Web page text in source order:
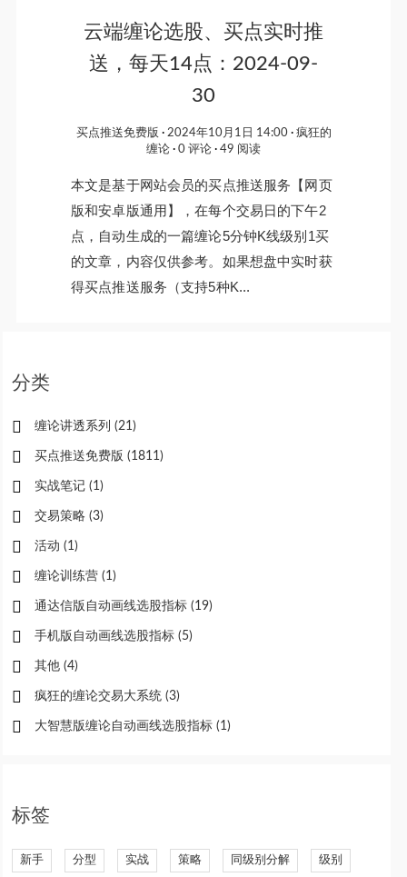
云端缠论选股、买点实时推
送，每天14点：2024-09-
30
买点推送免费版 2024年10月1日 14:00
疯狂的
缠论
0 评论 49 阅读
本文是基于网站会员的买点推送服务【网页
版和安卓版通用】，在每个交易日的下午2
点，自动生成的一篇缠论5分钟K线级别1买
的文章，内容仅供参考。如果想盘中实时获
得买点推送服务（支持5种K...
分类
缠论讲透系列 (21)
买点推送免费版 (1811)
实战笔记 (1)
交易策略 (3)
活动 (1)
缠论训练营 (1)
通达信版自动画线选股指标 (19)
手机版自动画线选股指标 (5)
其他 (4)
疯狂的缠论交易大系统 (3)
大智慧版缠论自动画线选股指标 (1)
标签
新手 分型 实战 策略 同级别分解 级别